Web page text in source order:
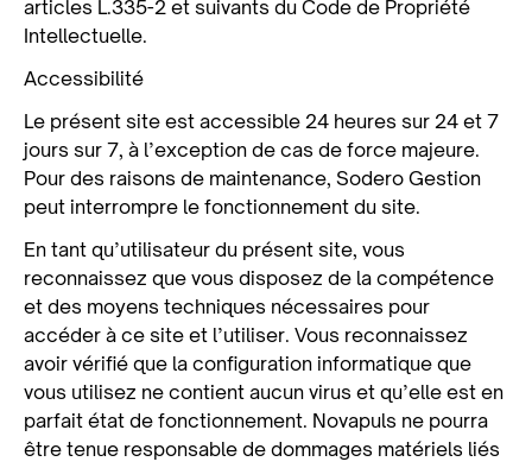
articles L.335-2 et suivants du Code de Propriété
Intellectuelle.
Accessibilité
Le présent site est accessible 24 heures sur 24 et 7
jours sur 7, à l’exception de cas de force majeure.
Pour des raisons de maintenance, Sodero Gestion
peut interrompre le fonctionnement du site.
En tant qu’utilisateur du présent site, vous
reconnaissez que vous disposez de la compétence
et des moyens techniques nécessaires pour
accéder à ce site et l’utiliser. Vous reconnaissez
avoir vérifié que la configuration informatique que
vous utilisez ne contient aucun virus et qu’elle est en
parfait état de fonctionnement. Novapuls ne pourra
être tenue responsable de dommages matériels liés